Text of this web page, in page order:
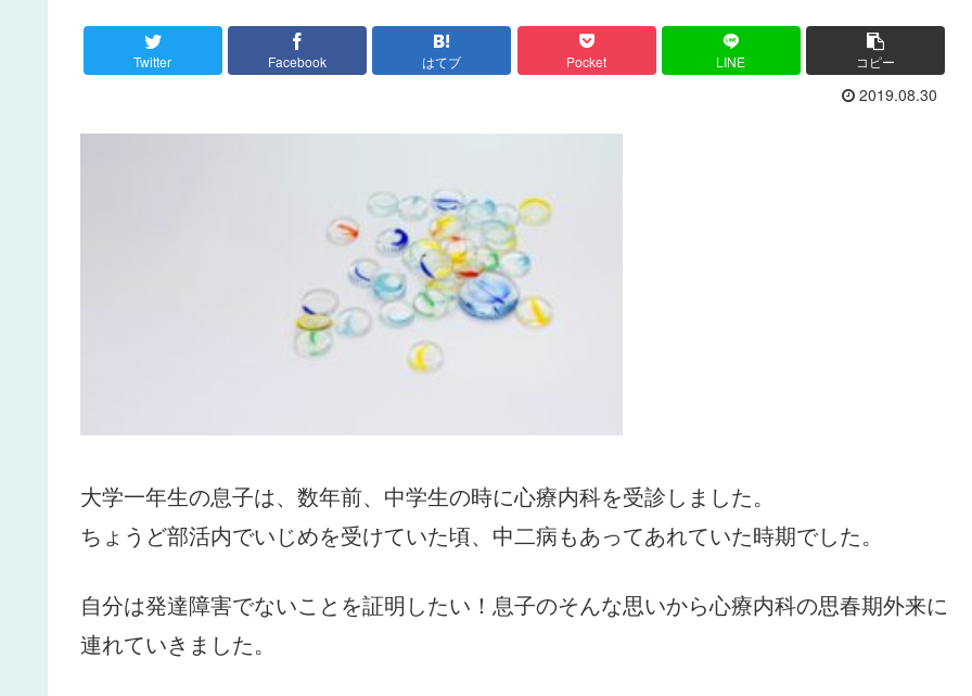
Twitter Facebook はてブ Pocket LINE コピー
2019.08.30
大学一年生の息子は、数年前、中学生の時に心療内科を受診しました。
ちょうど部活内でいじめを受けていた頃、中二病もあってあれていた時期でした。
自分は発達障害でないことを証明したい！息子のそんな思いから心療内科の思春期外来に
連れていきました。